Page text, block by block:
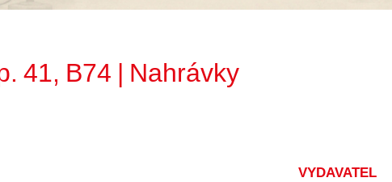
41, B74 | Nahrávky
VYDAVATEL